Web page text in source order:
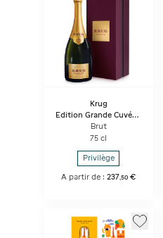
Krug
Edition Grande Cuvée -
Bouteille Sous Coffret
Brut
75 cl
Privilège
A partir de :237,50 €